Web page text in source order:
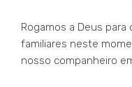
Rogamos a Deus
familiares neste
nosso companheiro